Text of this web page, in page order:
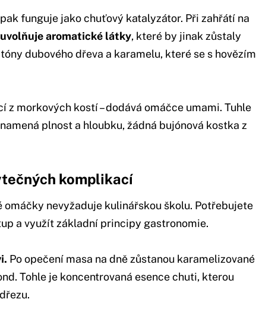
funguje jako chuťový katalyzátor. Při zahřátí na
uvolňuje aromatické látky, které by jinak zůstaly
dubového dřeva a karamelu, které se s hovězím
z morkových kostí – dodává omáčce umami. Tuhle
plnost a hloubku, žádná bujónová kostka z
komplikací
nevyžaduje kulinářskou školu. Potřebujete
a využít základní principy gastronomie.
Po opečení masa na dně zůstanou karamelizované
Tohle je koncentrovaná esence chuti, kterou